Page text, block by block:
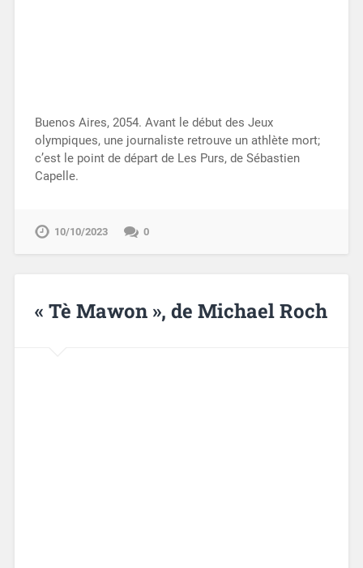
Buenos Aires, 2054. Avant le début des Jeux
olympiques, une journaliste retrouve un athlète mort;
c’est le point de départ de Les Purs, de Sébastien
Capelle.
10/10/2023 0
« Tè Mawon », de Michael Roch